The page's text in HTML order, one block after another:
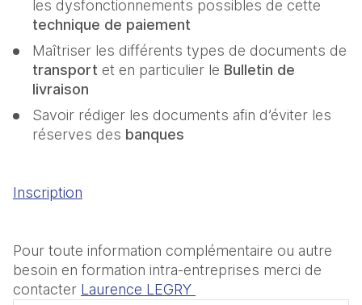
technique de paiement
transport et en particulier le Bulletin de
livraison
Savoir rédiger les documents afin d’éviter les
réserves des banques
Inscription
Pour toute information complémentaire ou autre
besoin en formation intra-entreprises merci de
contacter Laurence LEGRY